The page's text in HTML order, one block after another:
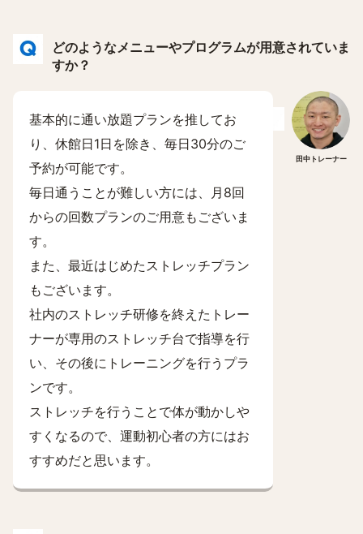
どのようなメニューやプログラムが用意されていま
すか？
田中トレーナー
基本的に通い放題プランを推してお
り、休館日1日を除き、毎日30分のご
予約が可能です。
毎日通うことが難しい方には、月8回
からの回数プランのご用意もございま
す。
また、最近はじめたストレッチプラン
もございます。
社内のストレッチ研修を終えたトレー
ナーが専用のストレッチ台で指導を行
い、その後にトレーニングを行うプラ
ンです。
ストレッチを行うことで体が動かしや
すくなるので、運動初心者の方にはお
すすめだと思います。